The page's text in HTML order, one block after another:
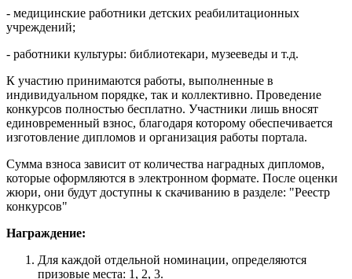
- медицинские работники детских реабилитационных
учреждений;
- работники культуры: библиотекари, музееведы и т.д.
К участию принимаются работы, выполненные в
индивидуальном порядке, так и коллективно. Проведение
конкурсов полностью бесплатно. Участники лишь вносят
единовременный взнос, благодаря которому обеспечивается
изготовление дипломов и организация работы портала.
Сумма взноса зависит от количества наградных дипломов,
которые оформляются в электронном формате. После оценки
жюри, они будут доступны к скачиванию в разделе: "Реестр
конкурсов"
Награждение:
Для каждой отдельной номинации, определяются
призовые места: 1, 2, 3.